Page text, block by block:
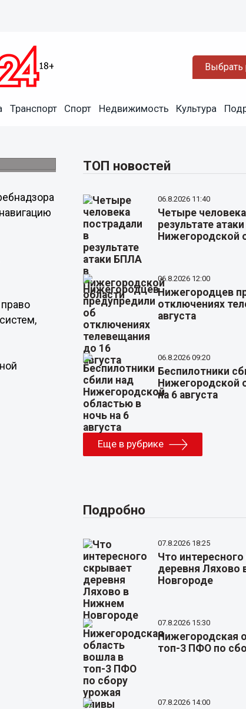
Выбрать
Транспорт Спорт Недвижимость Культура
ТОП новостей
06.8.2026 11:40
Четыре
результате
Нижегородской
06.8.2026 12:00
Нижегородцев
отключениях
августа
06.8.2026 09:20
Беспилотники
Нижегородской
на 6 августа
Еще в рубрике
Подробно
07.8.2026 18:25
Что
деревня Ляхово
Новгороде
07.8.2026 15:30
Нижегородская
топ-3 ПФО по
07.8.2026 14:00